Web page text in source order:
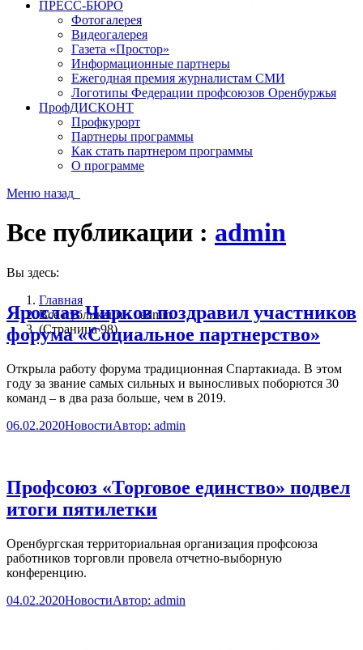
ПРЕСС-БЮРО
Фотогалерея
Видеогалерея
Газета «Простор»
Информационные партнеры
Ежегодная премия журналистам СМИ
Логотипы Федерации профсоюзов Оренбуржья
ПрофДИСКОНТ
Профкурорт
Партнеры программы
Как стать партнером программы
О программе
Меню назад
Все публикации : admin
Вы здесь:
Главная
Все публикации : admin
(Страница 98)
Ярослав Чирков поздравил участников
форума «Социальное партнерство»
Открыла работу форума традиционная Спартакиада. В этом
году за звание самых сильных и выносливых поборются 30
команд – в два раза больше, чем в 2019.
06.02.2020НовостиАвтор: admin
Профсоюз «Торговое единство» подвел
итоги пятилетки
Оренбургская территориальная организация профсоюза
работников торговли провела отчетно-выборную
конференцию.
04.02.2020НовостиАвтор: admin